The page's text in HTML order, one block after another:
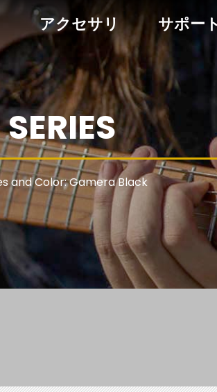
アクセサリ サポー
SERIES
and Color: Gamera Black